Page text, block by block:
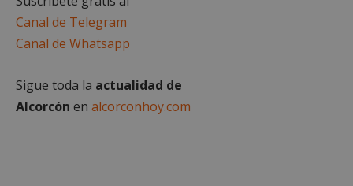
Canal de Telegram
Canal de Whatsapp
Sigue toda la actualidad de
Alcorcón en alcorconhoy.com
Cookies de preferencias
Cookies de funcionalidad
Cookies no clasificadas
Las cookies estrictamente necesarias permiten la
funcionalidad principal del sitio web, como el
inicio de sesión de usuario y la gestión de cuentas.
El sitio web no se puede utilizar correctamente sin